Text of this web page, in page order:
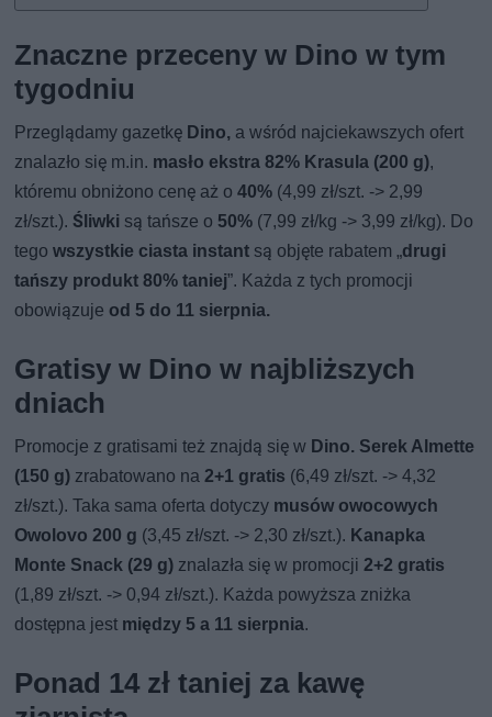
Znaczne przeceny w Dino w tym
tygodniu
Przeglądamy gazetkę Dino, a wśród najciekawszych ofert
znalazło się m.in. masło ekstra 82% Krasula (200 g),
któremu obniżono cenę aż o40% (4,99 zł/szt. -> 2,99
zł/szt.). Śliwki są tańsze o 50% (7,99 zł/kg -> 3,99 zł/kg). Do
tegowszystkie ciasta instant są objęte rabatem „drugi
tańszy produkt 80% taniej”. Każda z tych promocji
obowiązuje od 5 do 11 sierpnia.
Gratisy w Dino w najbliższych
dniach
Promocje z gratisami też znajdą się w Dino. Serek Almette
(150 g) zrabatowano na2+1 gratis (6,49 zł/szt. -> 4,32
zł/szt.). Taka sama oferta dotyczy musów owocowych
Owolovo 200 g (3,45 zł/szt. -> 2,30 zł/szt.). Kanapka
Monte Snack (29 g) znalazła się w promocji2+2 gratis
(1,89 zł/szt. -> 0,94 zł/szt.). Każda powyższa zniżka
dostępna jest między 5 a 11 sierpnia.
Ponad 14 zł taniej za kawę